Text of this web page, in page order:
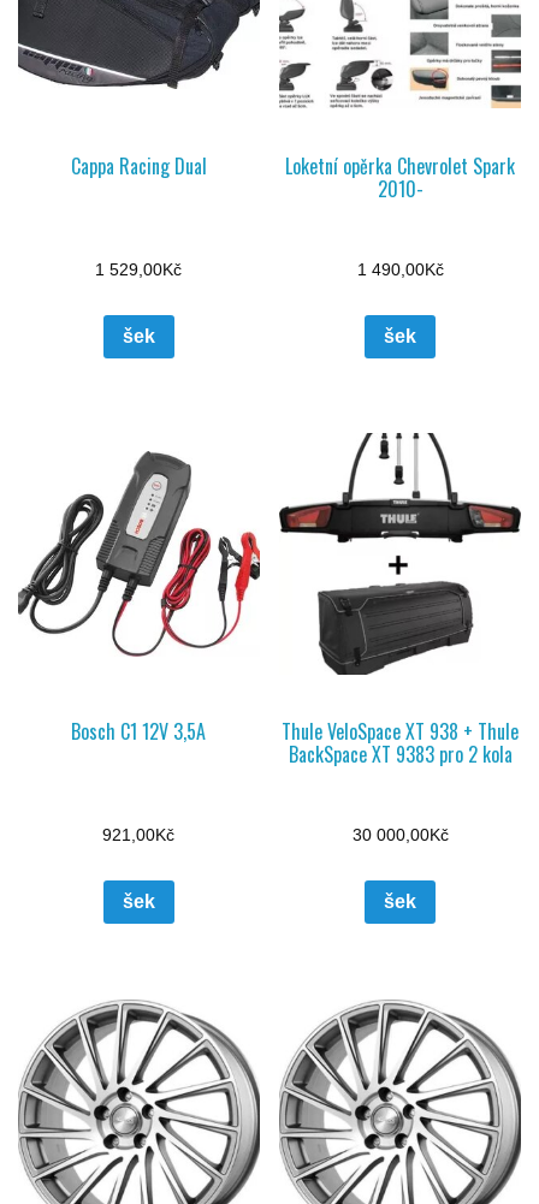
Cappa Racing Dual
1 529,00Kč
šek
Loketní opěrka Chevrolet Spark
2010-
1 490,00Kč
šek
Bosch C1 12V 3,5A
921,00Kč
šek
Thule VeloSpace XT 938 + Thule
BackSpace XT 9383 pro 2 kola
30 000,00Kč
šek